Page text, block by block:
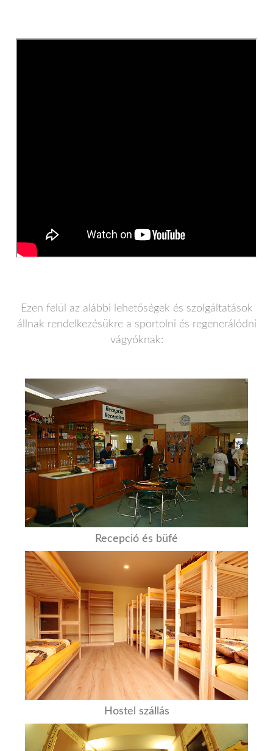
Ezen felül az alábbi lehetőségek és szolgáltatások
állnak rendelkezésükre a sportolni és regenerálódni
vágyóknak:
Recepció és büfé
Hostel szállás